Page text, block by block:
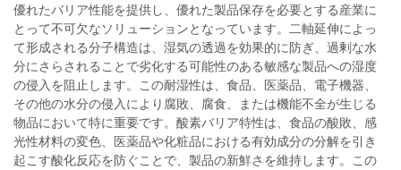
優れたバリア性能を提供し、優れた製品保存を必要とする産業に
とって不可欠なソリューションとなっています。二軸延伸によっ
て形成される分子構造は、湿気の透過を効果的に防ぎ、過剰な水
分にさらされることで劣化する可能性のある敏感な製品への湿度
の侵入を阻止します。この耐湿性は、食品、医薬品、電子機器、
その他の水分の侵入により腐敗、腐食、または機能不全が生じる
物品において特に重要です。酸素バリア特性は、食品の酸敗、感
光性材料の変色、医薬品や化粧品における有効成分の分解を引き
起こす酸化反応を防ぐことで、製品の新鮮さを維持します。この